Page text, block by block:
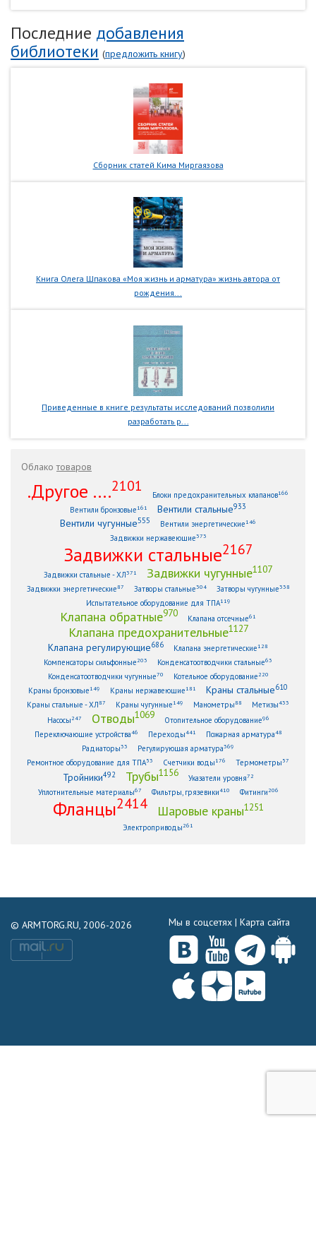
Последние добавления
библиотеки (предложить книгу)
Сборник статей Кима Миргаязова
Книга Олега Шпакова «Моя жизнь и арматура» жизнь автора от
рождения...
Приведенные в книге результаты исследований позволили
разработать р...
Облакотоваров
.Другое ....2101
Блоки предохранительных клапанов166
Вентили бронзовые161 Вентили стальные933
Вентили чугунные555 Вентили энергетические146
Задвижки нержавеющие373
Задвижки стальные2167
Задвижки стальные - ХЛ371 Задвижки чугунные1107
Задвижки энергетические87 Затворы стальные304 Затворы чугунные338
Испытательное оборудование для ТПА119
Клапана обратные970 Клапана отсечные61
Клапана предохранительные1127
Клапана регулирующие686 Клапана энергетические128
Компенсаторы сильфонные 203 Конденсатоотводчики стальные63
Конденсатоотводчики чугунные70 Котельное оборудование 220
Краны бронзовые149 Краны нержавеющие181 Краны стальные610
Краны стальные - ХЛ87 Краны чугунные149 Манометры88 Метизы433
Насосы 247 Отводы1069 Отопительное оборудование96
Переключающие устройства46 Переходы441 Пожарная арматура48
Радиаторы33 Регулирующая арматура369
Ремонтное оборудование для ТПА53 Счетчики воды176 Термометры 57
Тройники492 Трубы1156 Указатели уровня72
Уплотнительные материалы67 Фильтры, грязевики410 Фитинги 206
Фланцы2414 Шаровые краны1251
Электроприводы 261
© ARMTORG.RU, 2006-2026 Мы в соцсетях | Карта сайта